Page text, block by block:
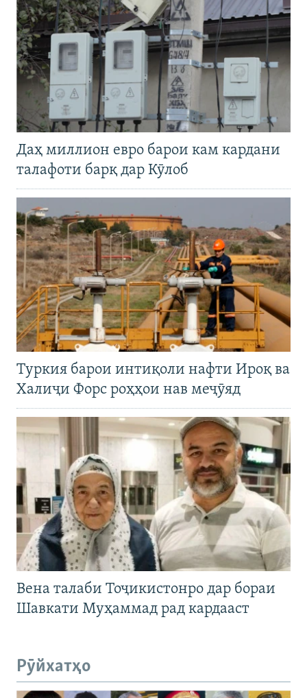
Даҳ миллион евро барои кам кардани
талафоти барқ дар Кӯлоб
Туркия барои интиқоли нафти Ироқ ва
Халиҷи Форс роҳҳои нав меҷӯяд
Вена талаби Тоҷикистонро дар бораи
Шавкати Муҳаммад рад кардааст
Рӯйхатҳо